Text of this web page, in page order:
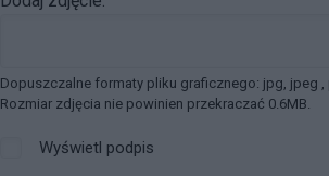
Dopuszczalne formaty pliku graficznego: jpg, jpeg ,
Rozmiar zdjęcia nie powinien przekraczać 0.6MB.
Wyświetl podpis